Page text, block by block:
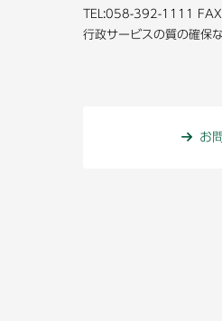
TEL:058-392-1111
行政サービスの質の確保
お